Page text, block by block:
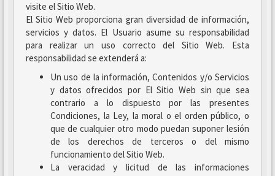
visite el Sitio Web.
El Sitio Web proporciona gran diversidad de información,
servicios y datos. El Usuario asume su responsabilidad
para realizar un uso correcto del Sitio Web. Esta
responsabilidad se extenderá a:
Un uso de la información, Contenidos y/o Servicios
y datos ofrecidos por El Sitio Web sin que sea
contrario a lo dispuesto por las presentes
Condiciones, la Ley, la moral o el orden público, o
que de cualquier otro modo puedan suponer lesión
de los derechos de terceros o del mismo
funcionamiento del Sitio Web.
La veracidad y licitud de las informaciones